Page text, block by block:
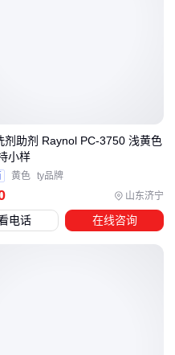
留离子会引发长期可靠
场景三：无铅高温焊锡
无铅焊料熔点高、氧化
和螯合能力。专用无铅
山东济宁
剂助剂 Raynol PC-3750 浅黄色
小样
黄色 ty品牌
电话 在线咨询